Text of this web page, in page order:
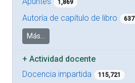
1,869
Autoría de capítulo de libro 637
Más...
+Actividad docente
Docencia impartida
115,721